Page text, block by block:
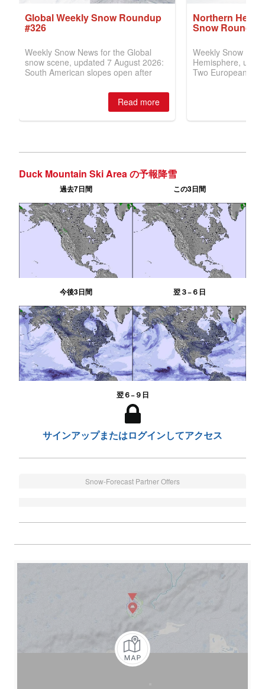
Duck Mountain Ski Area の予報降雪
過去7日間 この3日間
今後3日間 翌３−６日
翌６−９日
サインアップまたはログインしてアクセス
Snow-Forecast Partner Offers